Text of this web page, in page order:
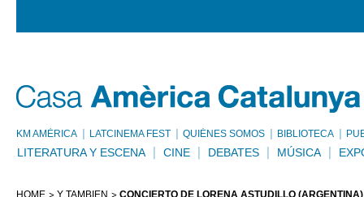
KM AMÈRICA LATCINEMA FEST QUIÉNES SOMOS BIBLIOTECA
LITERATURA Y ESCENA CINE DEBATES MÚSICA
HOME Y TAMBIÉN CONCIERTO DE LORENA ASTUDILLO (ARGENTINA)